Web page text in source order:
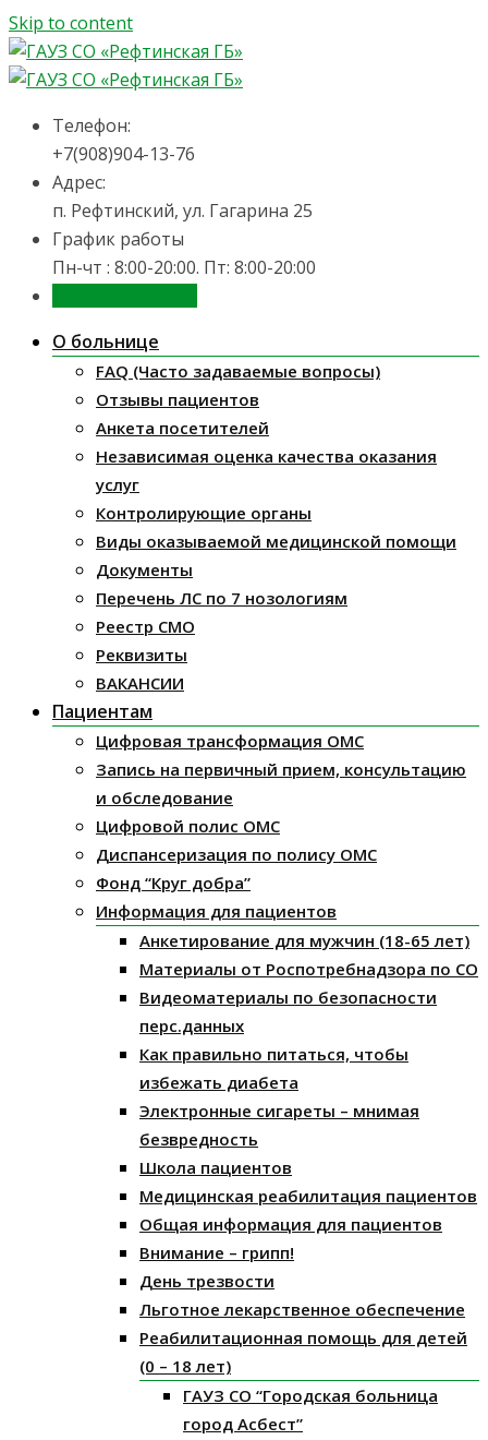
Skip to content
Телефон:
+7(908)904-13-76
Адрес:
п. Рефтинский, ул. Гагарина 25
График работы
Пн-чт : 8:00-20:00. Пт: 8:00-20:00
О больнице
FAQ (Часто задаваемые вопросы)
Отзывы пациентов
Анкета посетителей
Независимая оценка качества оказания
услуг
Контролирующие органы
Виды оказываемой медицинской помощи
Документы
Перечень ЛС по 7 нозологиям
Реестр СМО
Реквизиты
ВАКАНСИИ
Пациентам
Цифровая трансформация ОМС
Запись на первичный прием, консультацию
и обследование
Цифровой полис ОМС
Диспансеризация по полису ОМС
Фонд “Круг добра”
Информация для пациентов
Анкетирование для мужчин (18-65 лет)
Материалы от Роспотребнадзора по СО
Видеоматериалы по безопасности
перс.данных
Как правильно питаться, чтобы
избежать диабета
Электронные сигареты – мнимая
безвредность
Школа пациентов
Медицинская реабилитация пациентов
Общая информация для пациентов
Внимание – грипп!
День трезвости
Льготное лекарственное обеспечение
Реабилитационная помощь для детей
(0 – 18 лет)
ГАУЗ СО “Городская больница
город Асбест”